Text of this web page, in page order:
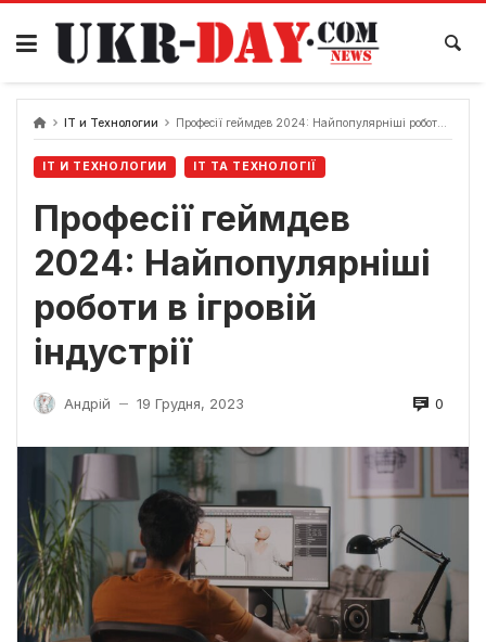
Перейти
вмісту
IT и Технологии Професії геймдев 2024: Найпопулярніші роботи в ігровій індустрії
IT И ТЕХНОЛОГИИ ІТ ТА ТЕХНОЛОГІЇ
Професії геймдев
2024: Найпопулярніші
роботи в ігровій
індустрії
Андрій — 19 Грудня, 2023 0